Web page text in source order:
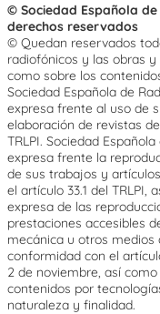
© Sociedad Española de
derechos reservados
© Quedan reservados
radiofónicos y las obras
como sobre los
Sociedad Española de
expresa frente al uso de
elaboración de revistas
TRLPI. Sociedad
expresa frente la
de sus trabajos y
el artículo 33.1 del
expresa de las
prestaciones accesibles
mecánica u otros
conformidad con el
2 de noviembre, así
contenidos por
naturaleza y finalidad.